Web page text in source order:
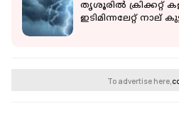
തൃശൂരില്‍ ക്രിക്കറ്റ്
ഇടിമിന്നലേറ്റ് നാല്
To advertise here,